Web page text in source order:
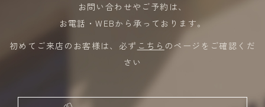
お問い合わせやご予約は、
​​​​​​​お電話・WEBから承っております。
初めてご来店のお客様は、必ず こちら のページをご確認くだ
さい